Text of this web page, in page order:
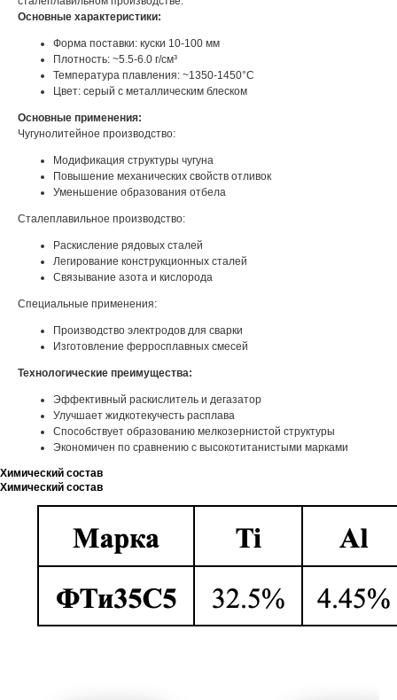
Основные характеристики:
Форма поставки: куски 10-100 мм
Плотность: ~5.5-6.0 г/см³
Температура плавления: ~1350-1450°C
Цвет: серый с металлическим блеском
Основные применения:
Чугунолитейное производство:
Модификация структуры чугуна
Повышение механических свойств отливок
Уменьшение образования отбела
Сталеплавильное производство:
Раскисление рядовых сталей
Легирование конструкционных сталей
Связывание азота и кислорода
Специальные применения:
Производство электродов для сварки
Изготовление ферросплавных смесей
Технологические преимущества:
Эффективный раскислитель и дегазатор
Улучшает жидкотекучесть расплава
Способствует образованию мелкозернистой структуры
Экономичен по сравнению с высокотитанистыми марками
Химический состав
Химический состав